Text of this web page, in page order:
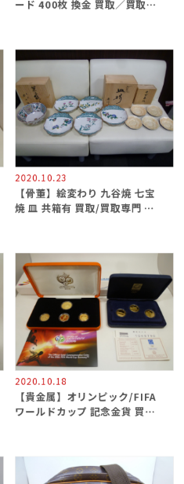
ード 400枚 換金 買取／買取専
2020.10.23
【骨董】絵変わり 九谷焼 七宝
焼 皿 共箱有 買取/買取専門 金
2020.10.18
【貴金属】オリンピック/FIFA
ワールドカップ 記念金貨 買取